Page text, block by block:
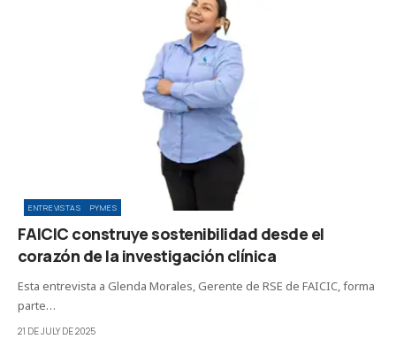
ENTREVISTAS PYMES
FAICIC construye sostenibilidad desde el
corazón de la investigación clínica
Esta entrevista a Glenda Morales, Gerente de RSE de FAICIC, forma
parte…
21 DE JULY DE 2025